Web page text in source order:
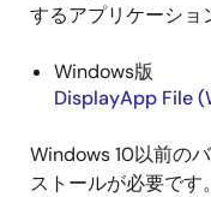
するアプリケーショ
Windows版
DisplayApp File
Windows 10以前の
ストールが必要です。